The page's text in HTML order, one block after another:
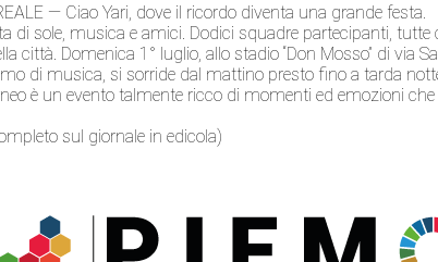
— Ciao Yari, dove il ricordo diventa una grande festa.
di sole, musica e amici. Dodici squadre partecipanti,
città. Domenica 1° luglio, allo stadio “Don Mosso” di via
di musica, si sorride dal mattino presto fino a tarda
è un evento talmente ricco di momenti ed emozioni che
sul giornale in edicola)